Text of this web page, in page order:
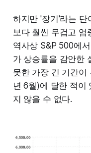
하지만 '장기'라는 단
보다 훨씬 무겁고 엄
역사상 S&P 500에
가 상승률을 감안한
못한 가장 긴 기간이
년 6월)에 달한 적이
지 않을 수 없다.